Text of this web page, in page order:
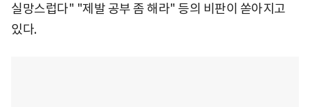
실망스럽다" "제발 공부 좀 해라" 등의 비판이 쏟아지고
있다.